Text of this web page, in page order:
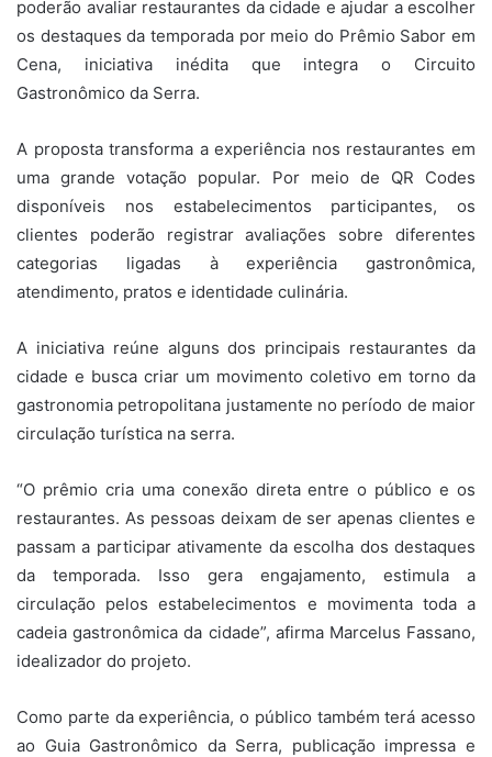
poderão avaliar restaurantes da cidade e ajudar a escolher
os destaques da temporada por meio do Prêmio Sabor em
Cena, iniciativa inédita que integra o Circuito
Gastronômico da Serra.
A proposta transforma a experiência nos restaurantes em
uma grande votação popular. Por meio de QR Codes
disponíveis nos estabelecimentos participantes, os
clientes poderão registrar avaliações sobre diferentes
categorias ligadas à experiência gastronômica,
atendimento, pratos e identidade culinária.
A iniciativa reúne alguns dos principais restaurantes da
cidade e busca criar um movimento coletivo em torno da
gastronomia petropolitana justamente no período de maior
circulação turística na serra.
“O prêmio cria uma conexão direta entre o público e os
restaurantes. As pessoas deixam de ser apenas clientes e
passam a participar ativamente da escolha dos destaques
da temporada. Isso gera engajamento, estimula a
circulação pelos estabelecimentos e movimenta toda a
cadeia gastronômica da cidade”, afirma Marcelus Fassano,
idealizador do projeto.
Como parte da experiência, o público também terá acesso
ao Guia Gastronômico da Serra, publicação impressa e